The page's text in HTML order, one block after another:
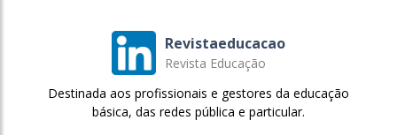
Revistaeducacao
Revista Educação
Destinada aos profissionais e gestores da educação
básica, das redes pública e particular.